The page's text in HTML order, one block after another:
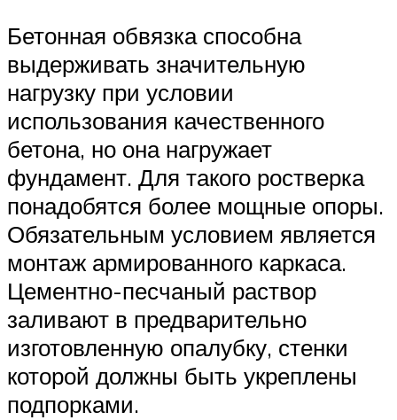
Бетонная обвязка способна
выдерживать значительную
нагрузку при условии
использования качественного
бетона, но она нагружает
фундамент. Для такого ростверка
понадобятся более мощные опоры.
Обязательным условием является
монтаж армированного каркаса.
Цементно-песчаный раствор
заливают в предварительно
изготовленную опалубку, стенки
которой должны быть укреплены
подпорками.